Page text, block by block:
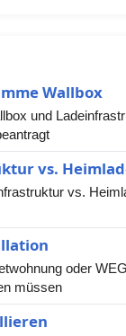
Wallbox
und
vs.
vs.
oder
müssen